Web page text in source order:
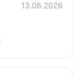
13.06.2026